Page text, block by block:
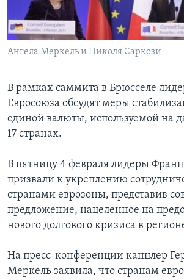
Learning English
СОЦИАЛЬНЫЕ СЕТИ
Языки
Ангела Меркель и Николя Саркози
В рамках саммита в Брюсселе
Евросоюза обсудят меры
единой валюты, используемой на
17 странах.
В пятницу 4 февраля лидеры
призвали к укреплению
странами еврозоны, представив
предложение, нацеленное на
нового долгового кризиса в
На пресс-конференции канцлер
Меркель заявила, что странам